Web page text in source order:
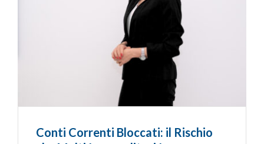
Conti Correnti Bloccati: il Rischio